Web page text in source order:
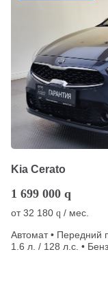
Kia Cerato
1 699 000 q
от32 180 q / мес.
Автомат • Передний
1.6 л. / 128 л.с. •